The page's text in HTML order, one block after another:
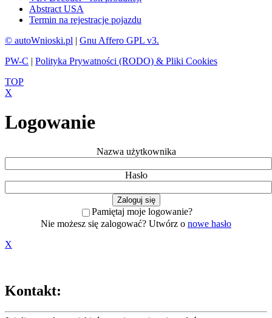
Abstract USA
Termin na rejestracje pojazdu
© autoWnioski.pl | Gnu Affero GPL v3.
PW-C | Polityka Prywatności (RODO) & Pliki Cookies
TOP
X
Logowanie
Nazwa użytkownika
Hasło
Pamiętaj moje logowanie?
Nie możesz się zalogować? Utwórz o nowe hasło
X
Kontakt: